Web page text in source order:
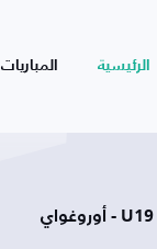
الرئيسية المباريات